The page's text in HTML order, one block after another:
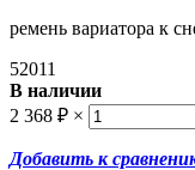
ремень вариатора к
52011
В наличии
2 368 ₽ ×
Добавить к